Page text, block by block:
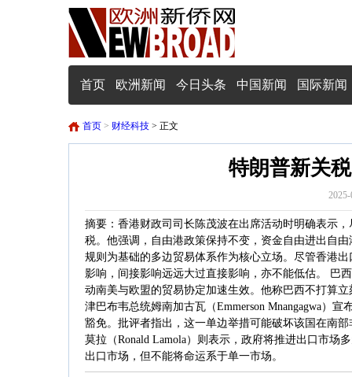
首页 欧洲新闻 今日头条 中国新闻 国际新闻
首页 > 财经科技 > 正文
特朗普新关
摘要：香港财政司司长陈茂波在出席活动时明确表示
税。他强调，自由港政策保持不变，资金自由进出自
规则为基础的多边贸易体系作为核心立场。尽管香港
影响，间接影响远远大过直接影响，亦不能低估。 巴
动南美与欧盟的贸易协定加速生效。他称巴西不打算
津巴布韦总统姆南加古瓦（Emmerson Mnangagwa）
豁免。批评者指出，这一单边举措可能破坏该国在南
莫拉（Ronald Lamola）则表示，政府将推进出口市场
出口市场，但不能将命运系于单一市场。